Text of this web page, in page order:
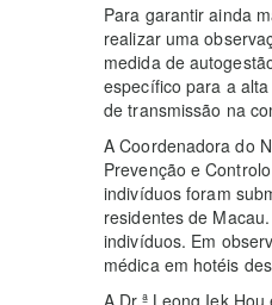
Para garantir ainda
realizar uma
medida de
específico para a
de transmissão na
A Coordenadora do
Prevenção e
indivíduos foram
residentes de
indivíduos. Em
médica em hotéis
A Dr.ª Leong Iek